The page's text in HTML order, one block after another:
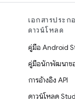
เอกสารประก
ดาวน์โหลด
คู่มือ Android
คู่มือนักพัฒนาซ
การอ้างอิง API
ดาวน์โหลด